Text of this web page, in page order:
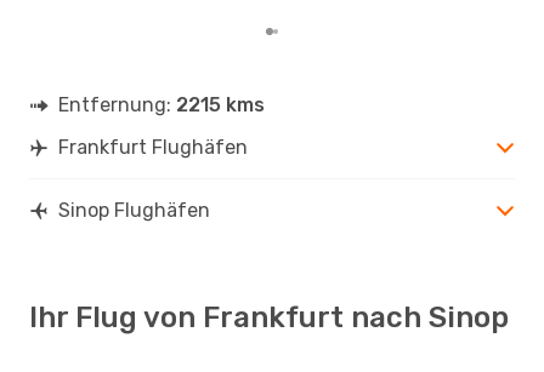
Entfernung: 2215 kms
Frankfurt Flughäfen
Sinop Flughäfen
Ihr Flug von Frankfurt nach Sinop